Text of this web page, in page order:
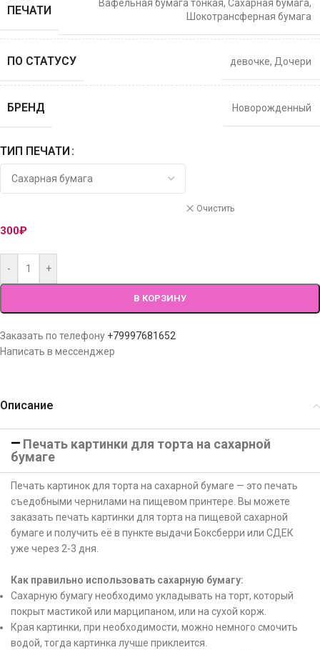
ПЕЧАТИ
Вафельная бумага тонкая, Сахарная бумага,
Шокотрансферная бумага
ПО СТАТУСУ девочке, Дочери
БРЕНД Новорожденный
ТИП ПЕЧАТИ
Очистить
300₽
- +
В КОРЗИНУ
Заказать по телефону +79997681652
Написать в мессенджер
Описание
Печать картинки для торта на сахарной
бумаге
Печать картинок для торта на сахарной бумаге — это печать
съедобными чернилами на пищевом принтере. Вы можете
заказать печать картинки для торта на пищевой сахарной
бумаге и получить её в пункте выдачи Боксберри или СДЕК
уже через 2-3 дня.
Как правильно использовать сахарную бумагу:
Сахарную бумагу необходимо укладывать на торт, который
покрыт мастикой или марципаном, или на сухой корж.
Края картинки, при необходимости, можно немного смочить
водой, тогда картинка лучше приклеится.